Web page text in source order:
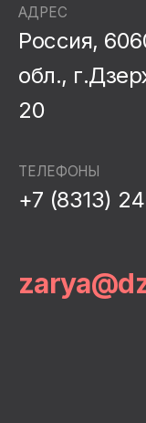
АДРЕС
Россия,
обл.,
20
ТЕЛЕФОНЫ
+7 (8313)